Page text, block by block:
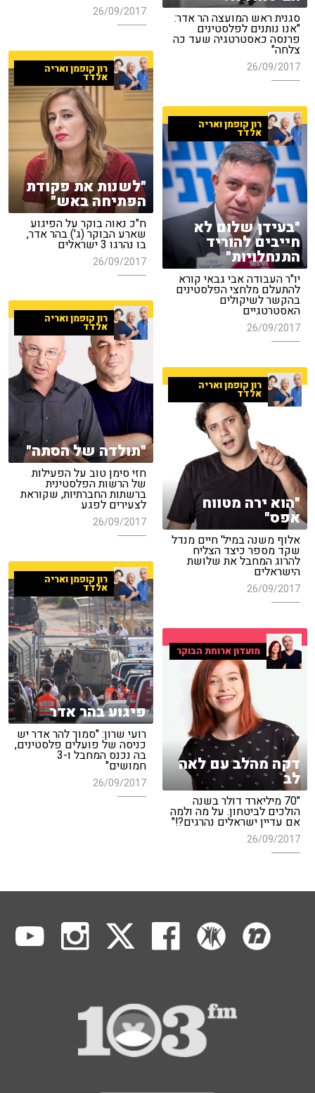
26/09/2017 סגנית ראש המועצה הר אדר:
"אנו נותנים לפלסטינים
פרנסה כאסטרטגיה שעד כה
צלחה"
26/09/2017 רון קופמן ואריה
אלדד
"לשנות את פקודת
הפתיחה באש"
ח"כ נאוה בוקר על הפיגוע
שארע הבוקר (ג') בהר אדר,
בו נהרגו 3 ישראלים
26/09/2017
רון קופמן ואריה
אלדד
"בעידן שלום לא
חייבים להוריד
התנחלויות"
יו"ר העבודה אבי גבאי קורא
להתעלם מלחצי הפלסטינים
בהקשר לשיקולים
האסטרטגיים
26/09/2017
רון קופמן ואריה
אלדד
"תולדה של הסתה"
חזי סימן טוב על הפעילות
של הרשות הפלסטינית
ברשתות החברתיות, שקוראת
לצעירים לפגע
26/09/2017
רון קופמן ואריה
אלדד
"הוא ירה מטווח
אפס"
אלוף משנה במיל' חיים מנדל
שקד מספר כיצד הצליח
להרוג המחבל את שלושת
הישראלים
26/09/2017
רון קופמן ואריה
אלדד
פיגוע בהר אדר
רועי שרון: "סמוך להר אדר יש
כניסה של פועלים פלסטינים,
בה נכנס המחבל ו-3
חמושים"
26/09/2017
מועדון ארוחת הבוקר
דקה מהלב עם לאה
לב
"70 מיליארד דולר בשנה
הולכים לביטחון. על מה ולמה
אם עדיין ישראלים נהרגים?!"
26/09/2017